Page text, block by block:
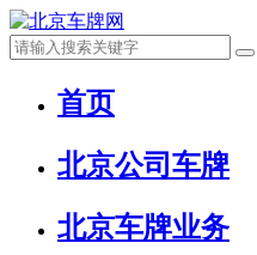
首页
北京公司车牌
北京车牌业务